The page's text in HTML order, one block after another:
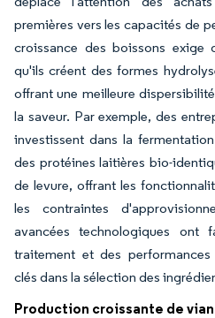
premières vers les capacités de
croissance des boissons exige
qu'ils créent des formes
offrant une meilleure
la saveur. Par exemple, des
investissent dans la
des protéines laitières bio-
de levure, offrant les
les contraintes
avancées technologiques
traitement et des
clés dans la sélection des
Production croissante de